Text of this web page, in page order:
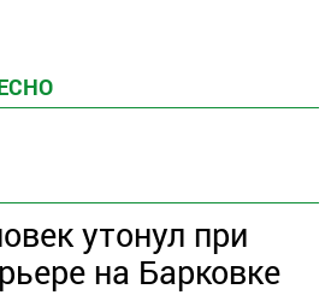
утонул при
на Барковке